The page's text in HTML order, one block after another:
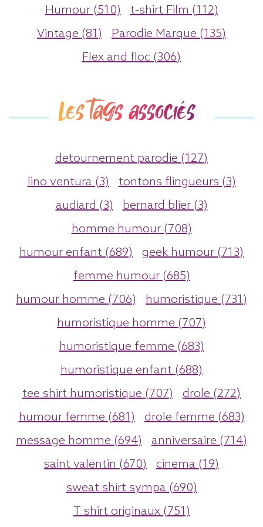
Humour (510)
t-shirt Film (112)
Vintage (81)
Parodie Marque (135)
Flex and floc (306)
Les tags associés
detournement parodie (127)
lino ventura (3)
tontons flingueurs (3)
audiard (3)
bernard blier (3)
homme humour (708)
humour enfant (689)
geek humour (713)
femme humour (685)
humour homme (706)
humoristique (731)
humoristique homme (707)
humoristique femme (683)
humoristique enfant (688)
tee shirt humoristique (707)
drole (272)
humour femme (681)
drole femme (683)
message homme (694)
anniversaire (714)
saint valentin (670)
cinema (19)
sweat shirt sympa (690)
T shirt originaux (751)